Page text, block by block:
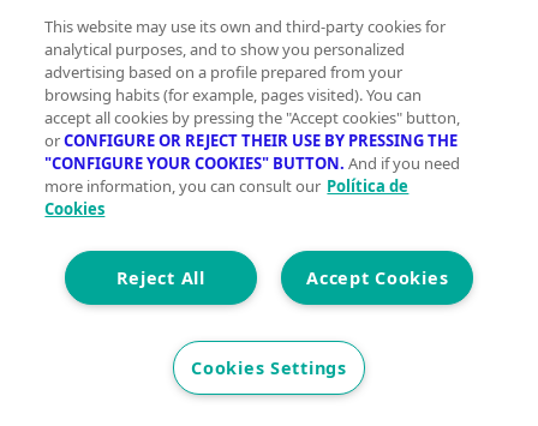
Algodonales. Esta vivienda cuenta con un
amplio salón y una cocina amplia, perfectos
para disfrutar en familia o recibir amigos 🍽️.
Las tres habitaciones son grandes y
luminosas, ofreciendo el espacio ideal para su
comodidad 🛏️✨. Además, podrás relajarte en
tu propio patio grande 🌼🪴 donde crear
propiedad incluye también un garaje accesible
desde la planta baja 🚗🔑, lo que añade
por los detalles esenciales; cuenta con baño
completo y aseo adicional 🚿🚻. ¡No pierdas la
This website may use its own and third-party cookies for
analytical purposes, and to show you personalized
advertising based on a profile prepared from your
browsing habits (for example, pages visited). You can
accept all cookies by pressing the "Accept cookies" button,
orCONFIGURE OR REJECT THEIR USE BY PRESSING THE
"CONFIGURE YOUR COOKIES" BUTTON. And if you need
more information, you can consult our Política de
Cookies
Accept Cookies
Reject All
Cookies Settings